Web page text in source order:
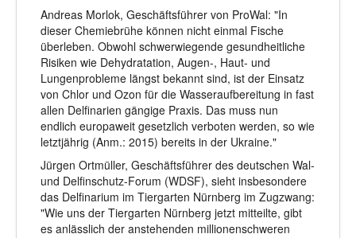
Andreas Morlok, Geschäftsführer von ProWal: "In
dieser Chemiebrühe können nicht einmal Fische
überleben. Obwohl schwerwiegende gesundheitliche
Risiken wie Dehydratation, Augen-, Haut- und
Lungenprobleme längst bekannt sind, ist der Einsatz
von Chlor und Ozon für die Wasseraufbereitung in fast
allen Delfinarien gängige Praxis. Das muss nun
endlich europaweit gesetzlich verboten werden, so wie
letztjährig (Anm.: 2015) bereits in der Ukraine."
Jürgen Ortmüller, Geschäftsführer des deutschen Wal-
und Delfinschutz-Forum (WDSF), sieht insbesondere
das Delfinarium im Tiergarten Nürnberg im Zugzwang:
"Wie uns der Tiergarten Nürnberg jetzt mitteilte, gibt
es anlässlich der anstehenden millionenschweren